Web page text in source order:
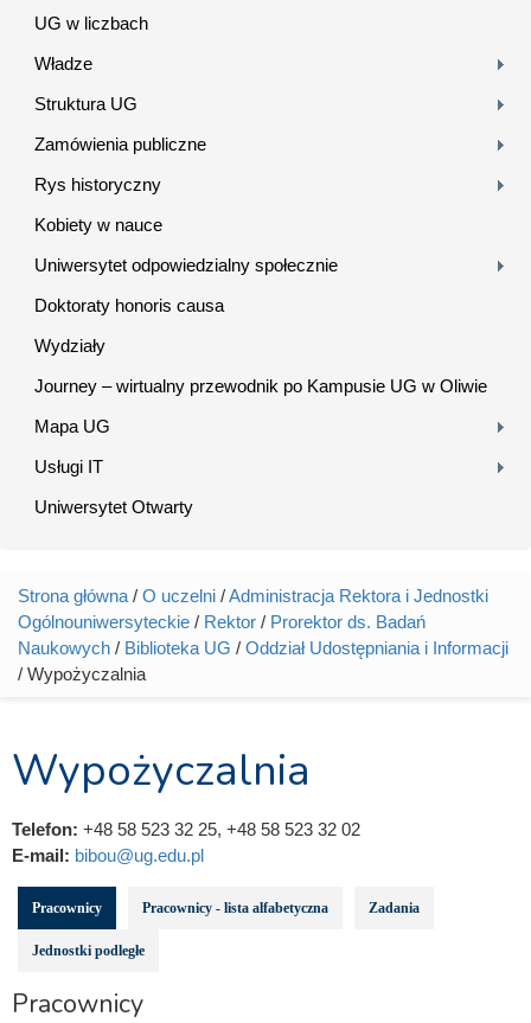
UG w liczbach
Władze
Struktura UG
Zamówienia publiczne
Rys historyczny
Kobiety w nauce
Uniwersytet odpowiedzialny społecznie
Doktoraty honoris causa
Wydziały
Journey – wirtualny przewodnik po Kampusie UG w Oliwie
Mapa UG
Usługi IT
Uniwersytet Otwarty
Jesteś tutaj
Strona główna / O uczelni /Administracja Rektora i Jednostki
Ogólnouniwersyteckie / Rektor / Prorektor ds. Badań
Naukowych / Biblioteka UG / Oddział Udostępniania i Informacji
/ Wypożyczalnia
Wypożyczalnia
Telefon: +48 58 523 32 25, +48 58 523 32 02
E-mail: bibou@ug.edu.pl
Pracownicy Pracownicy - lista alfabetyczna Zadania
Jednostki podległe
Pracownicy